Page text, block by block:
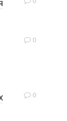
0
0